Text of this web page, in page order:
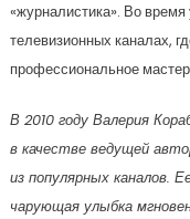
«журналистика». Во
телевизионных каналах,
профессиональное
В 2010 году Валерия
в качестве ведущей
из популярных каналов.
чарующая улыбка